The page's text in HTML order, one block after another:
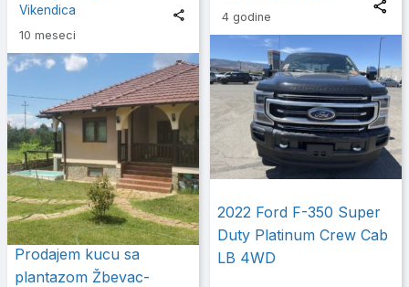
Vikendica
10 meseci
Prodajem kucu sa
plantazom Žbevac-
4 godine
2022 Ford F-350 Super
Duty Platinum Crew Cab
LB 4WD